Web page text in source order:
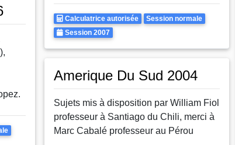
Calculatrice
Autorisee
Calculatrice autorisée Rattrapages
Session normale
Annee
Session 2007
Amerique Du Sud 2004
Sujets mis à disposition par William Fiol
professeur à Santiago du Chili, merci à
Marc Cabalé professeur au Pérou